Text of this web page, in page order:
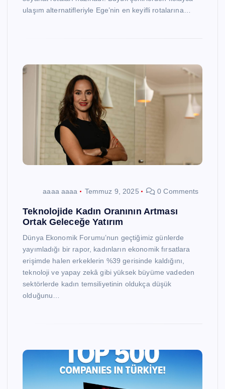
ulaşım alternatifleriyle Ege’nin en keyifli rotalarına…
aaaa aaaa Temmuz 9, 2025 0 Comments
Teknolojide Kadın Oranının Artması
Ortak Geleceğe Yatırım
Dünya Ekonomik Forumu’nun geçtiğimiz günlerde
yayımladığı bir rapor, kadınların ekonomik fırsatlara
erişimde halen erkeklerin %39 gerisinde kaldığını,
teknoloji ve yapay zekâ gibi yüksek büyüme vadeden
sektörlerde kadın temsiliyetinin oldukça düşük
olduğunu…